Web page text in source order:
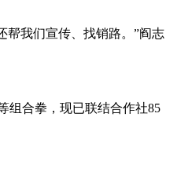
我们宣传、找销路。”阎志
组合拳，现已联结合作社85